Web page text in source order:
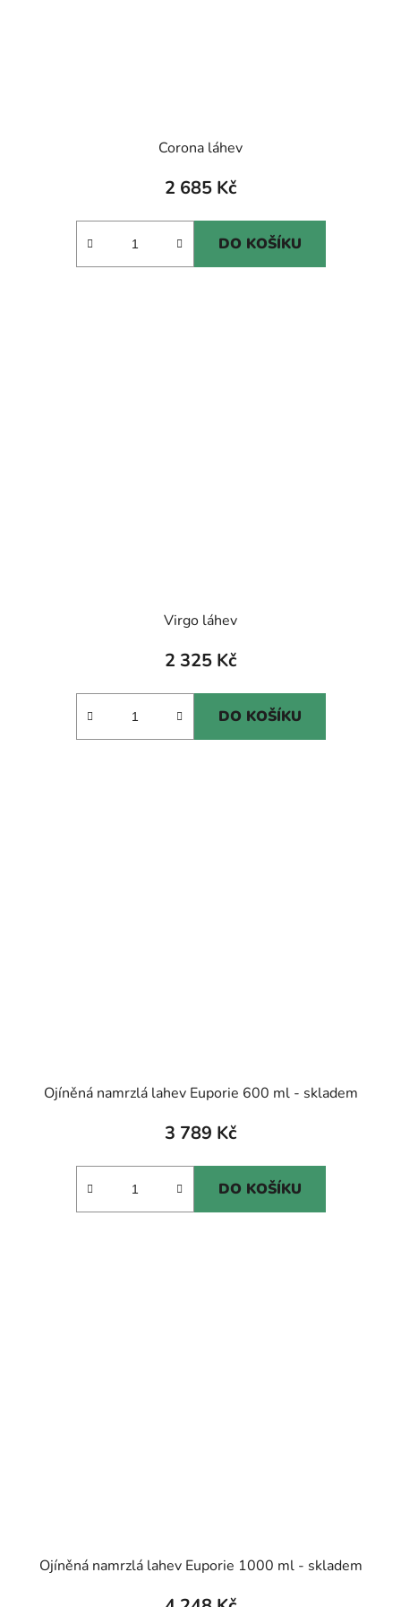
Corona láhev
2 685 Kč
DO KOŠÍKU
Virgo láhev
2 325 Kč
DO KOŠÍKU
Ojíněná namrzlá lahev Euporie 600 ml - skladem
3 789 Kč
DO KOŠÍKU
Ojíněná namrzlá lahev Euporie 1000 ml - skladem